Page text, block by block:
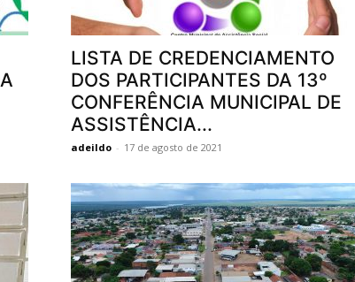
LISTA DE CREDENCIAMENTO
DOS PARTICIPANTES DA 13º
CONFERÊNCIA MUNICIPAL DE
ASSISTÊNCIA...
adeildo - 17 de agosto de 2021